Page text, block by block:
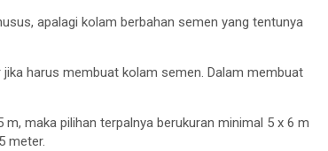
apalagi kolam berbahan semen yang tentunya
harus membuat kolam semen. Dalam membuat
maka pilihan terpalnya berukuran minimal 5 x 6 m
meter.